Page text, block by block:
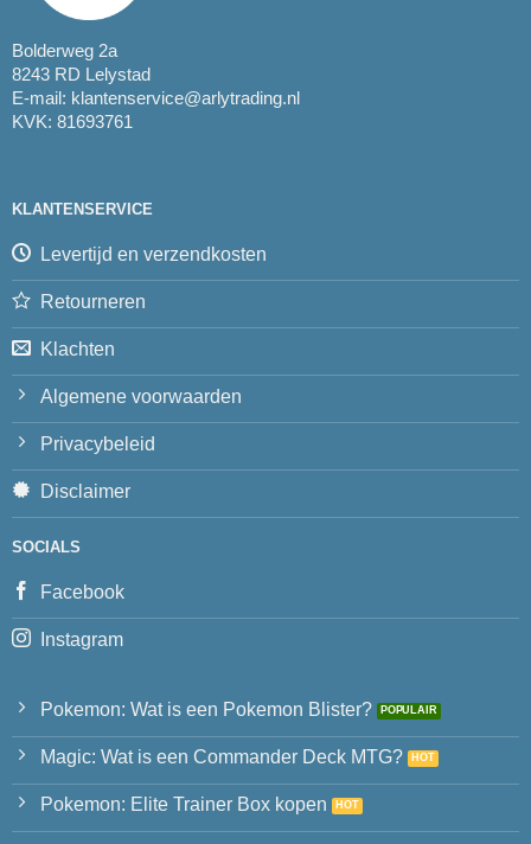
Bolderweg 2a
8243 RD Lelystad
E-mail: klantenservice@arlytrading.nl
KVK: 81693761
KLANTENSERVICE
Levertijd en verzendkosten
Retourneren
Klachten
Algemene voorwaarden
Privacybeleid
Disclaimer
SOCIALS
Facebook
Instagram
Pokemon: Wat is een Pokemon Blister?
Magic: Wat is een Commander Deck MTG?
Pokemon: Elite Trainer Box kopen